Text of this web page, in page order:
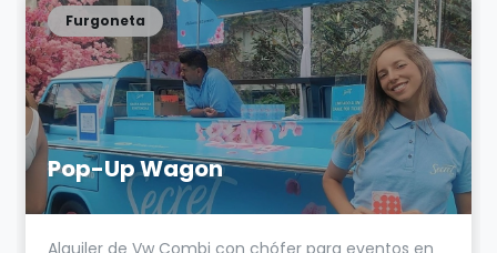
Pop-Up Wagon
Furgoneta
Alquiler de Vw Combi con chófer para eventos en